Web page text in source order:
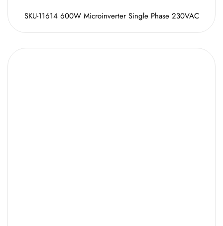
SKU-11614 600W Microinverter Single Phase 230VAC